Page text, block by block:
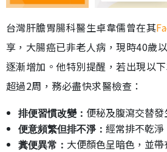
台灣肝膽胃腸科醫生卓韋儒曾在其
享，大腸癌已非老人病，現時40歲
逐漸增加。他特別提醒，若出現以
超過2周，務必盡快求醫檢查：
排便習慣改變： 便秘及腹瀉交替發
便意頻繁但排不淨： 經常排不乾
糞便異常： 大便顏色呈暗色，並